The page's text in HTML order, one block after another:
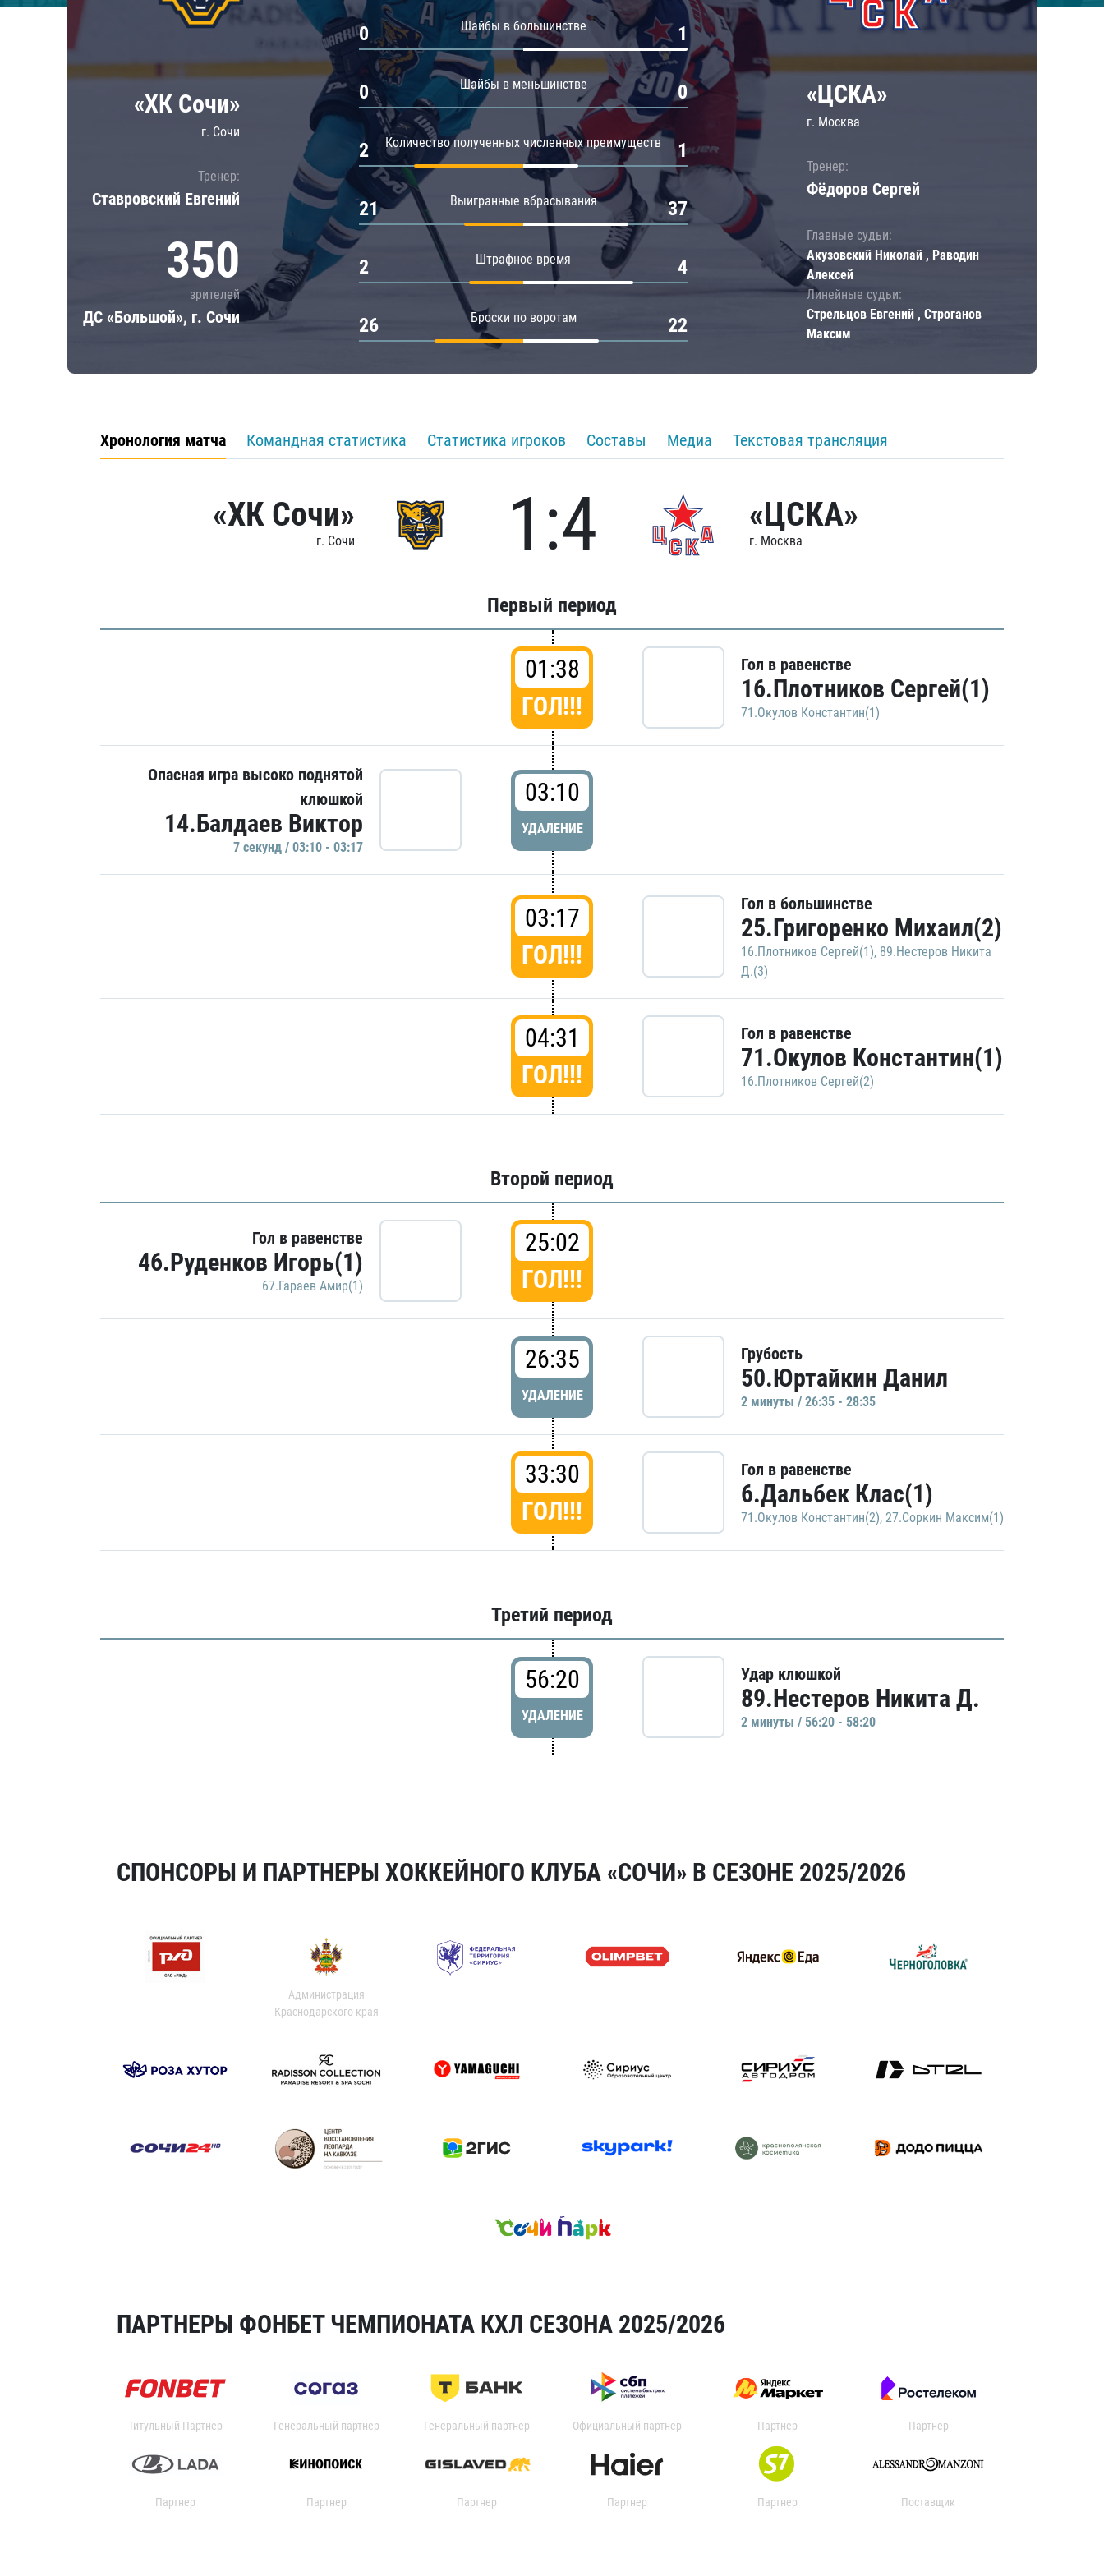
Локомотив
ЦСКА
Шанхайские Драконы
Амур
Барыс
Салават Юлаев
«ХК Сочи»
г. Сочи
Тренер:
Ставровский Евгений
350
зрителей
ДС «Большой», г. Сочи
Шайбы в большинстве
0 1
Шайбы в меньшинстве
0 0
Количество полученных численных преимуществ
2 1
Выигранные вбрасывания
21 37
Штрафное время
2 4
Броски по воротам
26 22
«ЦСКА»
г. Москва
Тренер:
Фёдоров Сергей
Главные судьи:
Акузовский Николай , Раводин
Алексей
Линейные судьи:
Стрельцов Евгений , Строганов
Максим
Хронология матча Командная статистика Статистика игроков Составы Медиа Текстовая трансляция
«ХК Сочи»
г. Сочи 1:4 «ЦСКА»
г. Москва
Первый период
01:38
ГОЛ!!!
Гол в равенстве
16.Плотников Сергей(1)
71.Окулов Константин(1)
Опасная игра высоко поднятой
клюшкой
14.Балдаев Виктор
7 секунд / 03:10 - 03:17
03:10
УДАЛЕНИЕ
03:17
ГОЛ!!!
Гол в большинстве
25.Григоренко Михаил(2)
16.Плотников Сергей(1), 89.Нестеров Никита
Д.(3)
04:31
ГОЛ!!!
Гол в равенстве
71.Окулов Константин(1)
16.Плотников Сергей(2)
Второй период
Гол в равенстве
46.Руденков Игорь(1)
67.Гараев Амир(1)
25:02
ГОЛ!!!
26:35
УДАЛЕНИЕ
Грубость
50.Юртайкин Данил
2 минуты / 26:35 - 28:35
33:30
ГОЛ!!!
Гол в равенстве
6.Дальбек Клас(1)
71.Окулов Константин(2), 27.Соркин Максим(1)
Третий период
56:20
УДАЛЕНИЕ
Удар клюшкой
89.Нестеров Никита Д.
2 минуты / 56:20 - 58:20
СПОНСОРЫ И ПАРТНЕРЫ ХОККЕЙНОГО КЛУБА «СОЧИ» В СЕЗОНЕ 2025/2026
Администрация
Краснодарского края
ПАРТНЕРЫ ФОНБЕТ ЧЕМПИОНАТА КХЛ СЕЗОНА 2025/2026
Титульный Партнер Генеральный партнер Генеральный партнер Официальный партнер Партнер Партнер
Партнер Партнер Партнер Партнер Партнер Поставщик